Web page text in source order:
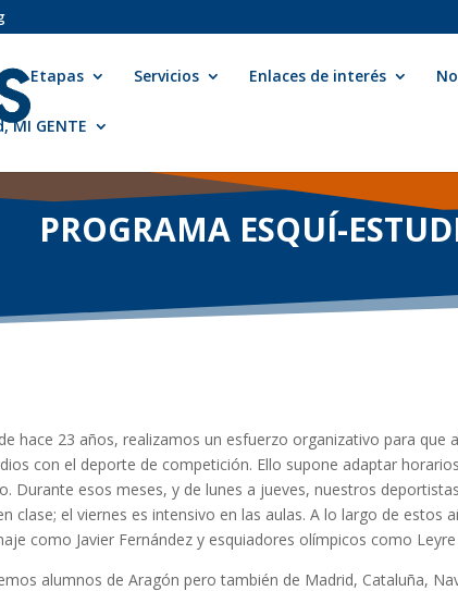
Etapas Servicios Enlaces de interés
MI GENTE
PROGRAMA ESQUÍ-
hace 23 años, realizamos un esfuerzo organizativo para que
con el deporte de competición. Ello supone adaptar
Durante esos meses, y de lunes a jueves, nuestros
clase; el viernes es intensivo en las aulas. A lo largo de
como Javier Fernández y esquiadores olímpicos como
alumnos de Aragón pero también de Madrid, Cataluña,